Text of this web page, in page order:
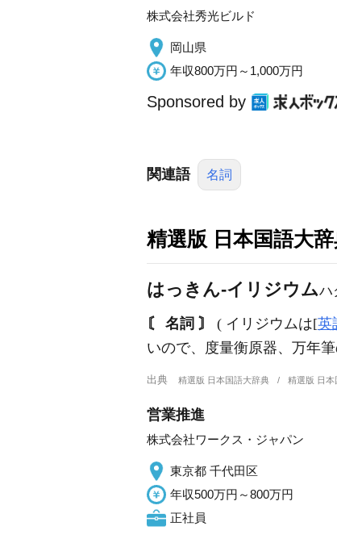
株式会社秀光ビルド
岡山県
年収800万円～1,000万円
Sponsored by
関連語 名詞
精選版 日本国語大
はっきん‐イリジウムハ
〘 名詞 〙 ( イリジウムは[英
いので、度量衡原器、万年
出典 精選版 日本国語大辞典 精選版 日
営業推進
株式会社ワークス・ジャパン
東京都 千代田区
年収500万円～800万円
正社員